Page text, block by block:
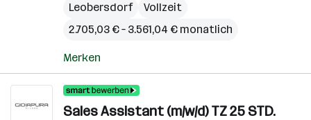
Leobersdorf
Vollzeit
2.705,03 € – 3.561,04 € monatlich
Merken
Sales Assistant (m/w/d) TZ 25 STD.